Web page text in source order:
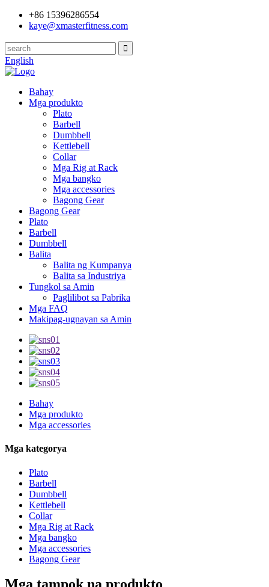
+86 15396286554
kaye@xmasterfitness.com
English
Bahay
Mga produkto
Plato
Barbell
Dumbbell
Kettlebell
Collar
Mga Rig at Rack
Mga bangko
Mga accessories
Bagong Gear
Bagong Gear
Plato
Barbell
Dumbbell
Balita
Balita ng Kumpanya
Balita sa Industriya
Tungkol sa Amin
Paglilibot sa Pabrika
Mga FAQ
Makipag-ugnayan sa Amin
Bahay
Mga produkto
Mga accessories
Mga kategorya
Plato
Barbell
Dumbbell
Kettlebell
Collar
Mga Rig at Rack
Mga bangko
Mga accessories
Bagong Gear